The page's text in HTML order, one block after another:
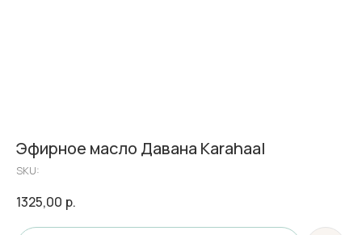
Эфирное масло Давана Karahaal
SKU:
1325,00 р.